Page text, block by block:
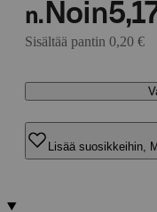
n. Noin
Sisältää pantin 0,20 €
Lisää suosikkeihin,